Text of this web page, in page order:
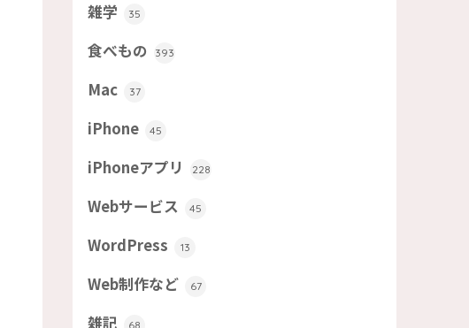
雑学 35
食べもの 393
Mac 37
iPhone 45
iPhoneアプリ 228
Webサービス 45
WordPress 13
Web制作など 67
雑記 68